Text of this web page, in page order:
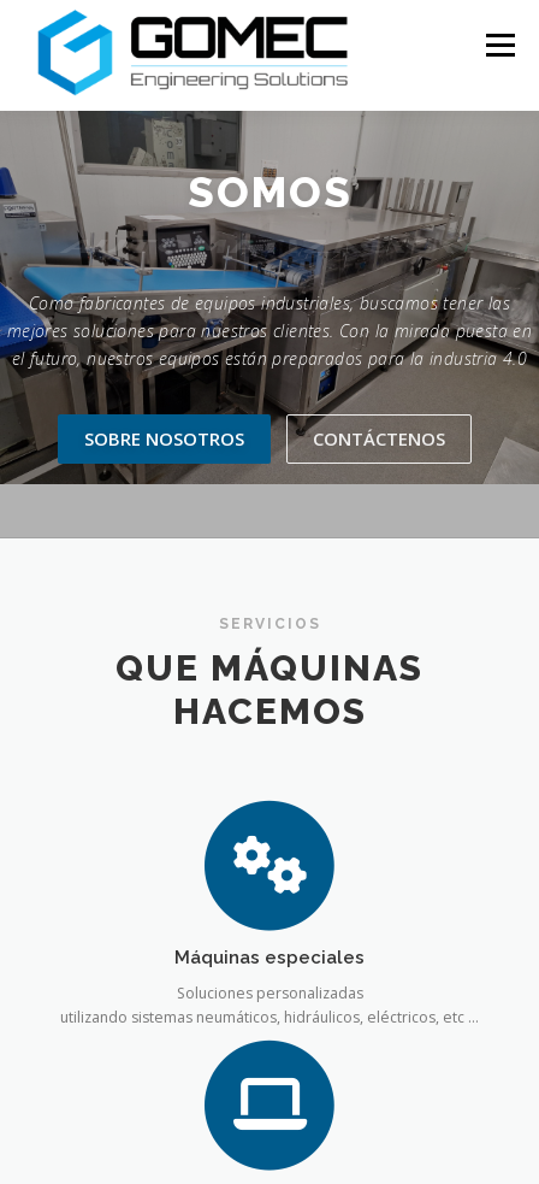
Menú
SERVICIOS SOBRE NOSOTROS
ESPAÑOL
Português
English
SOMOS
AUTOMATIZACIÓN
Como fabricantes de equipos industriales, buscamos tener las
mejores soluciones para nuestros clientes. Con la mirada puesta en
el futuro, nuestros equipos están preparados para la industria 4.0
SOBRE NOSOTROS CONTÁCTENOS
SERVICIOS
QUE MÁQUINAS
HACEMOS
Máquinas especiales
Soluciones personalizadas
utilizando sistemas neumáticos, hidráulicos, eléctricos, etc …